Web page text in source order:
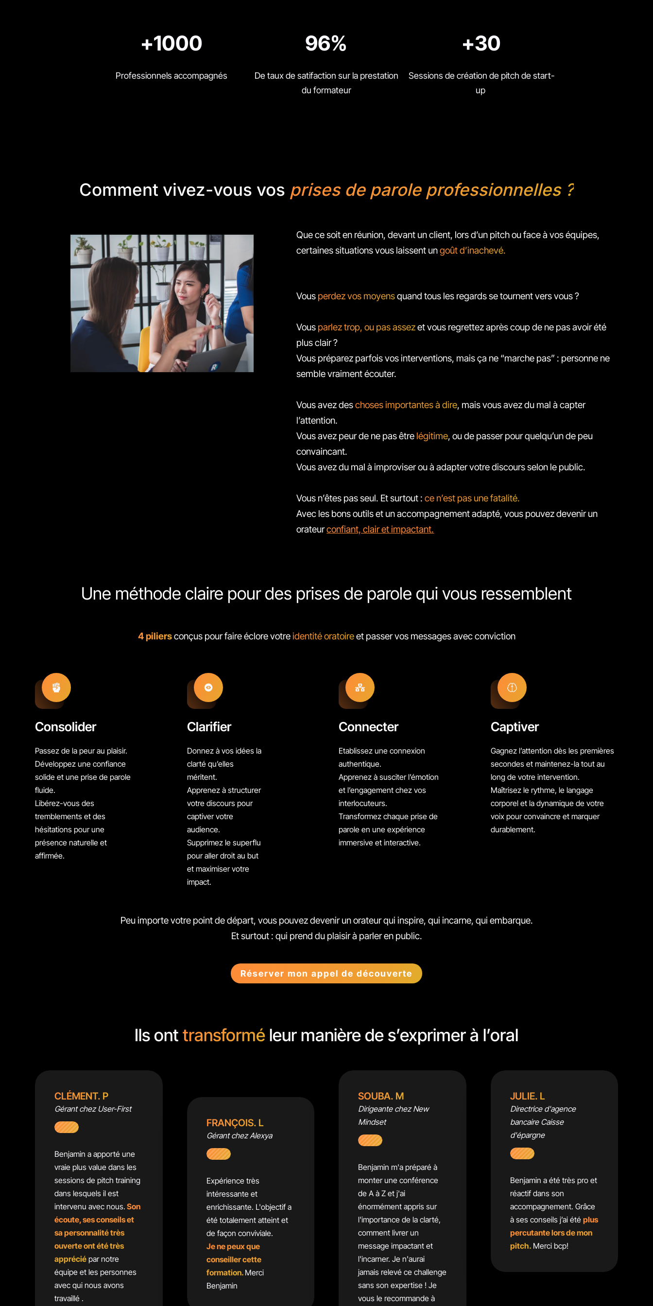
+1000
Professionnels accompagnés
96%
De taux de satifaction sur la prestation
du formateur
+30
Sessions de création de pitch de start-
up
Comment vivez-vous vos prises de parole professionnelles ?
Que ce soit en réunion, devant un client, lors d’un pitch ou face à vos équipes,
certaines situations vous laissent ungoût d’inachevé.
Vous perdez vos moyensquand tous les regards se tournent vers vous ?
Vous parlez trop, ou pas assezet vous regrettez après coup de ne pas avoir été
plus clair ?
Vous préparez parfois vos interventions, mais ça ne “marche pas” : personne ne
semble vraiment écouter.
Vous avez deschoses importantes à dire, mais vous avez du mal à capter
l’attention.
Vous avez peur de ne pas être légitime, ou de passer pour quelqu’un de peu
convaincant.
Vous avez du mal à improviser ou à adapter votre discours selon le public.
Vous n’êtes pas seul. Et surtout :ce n’est pas une fatalité.
Avec les bons outils et un accompagnement adapté, vous pouvez devenir un
orateurconfiant, clair et impactant.
Une méthode claire pour des prises de parole qui vous ressemblent
4 piliersconçus pour faire éclore votreidentité oratoireet passer vos messages avec conviction
Consolider
Passez de la peur au plaisir.
Développez une confiance
solide et une prise de parole
fluide.
Libérez-vous des
tremblements et des
hésitations pour une
présence naturelle et
affirmée.
Clarifier
Donnez à vos idées la
clarté qu’elles
méritent.
Apprenez à structurer
votre discours pour
captiver votre
audience.
Supprimez le superflu
pour aller droit au but
et maximiser votre
impact.
Connecter
Etablissez une connexion
authentique.
Apprenez à susciter l’émotion
et l’engagement chez vos
interlocuteurs.
Transformez chaque prise de
parole en une expérience
immersive et interactive.
Captiver
Gagnez l’attention dès les premières
secondes et maintenez-la tout au
long de votre intervention.
Maîtrisez le rythme, le langage
corporel et la dynamique de votre
voix pour convaincre et marquer
durablement.
Peu importe votre point de départ, vous pouvez devenir un orateur qui inspire, qui incarne, qui embarque.
Et surtout : qui prend du plaisir à parler en public.
Réserver mon appel de découverte
Ils ont transformé leur manière de s’exprimer à l’oral
CLÉMENT. P
Gérant chez User-First
Benjamin a apporté une
vraie plus value dans les
sessions de pitch training
dans lesquels il est
intervenu avec nous. Son
écoute, ses conseils et
sa personnalité très
ouverte ont été très
apprécié par notre
équipe et les personnes
avec qui nous avons
travaillé .
FRANÇOIS. L
Gérant chez Alexya
Expérience très
intéressante et
enrichissante. L'objectif a
été totalement atteint et
de façon conviviale.
Je ne peux que
conseiller cette
formation. Merci
Benjamin
SOUBA. M
Dirigeante chez New
Mindset
Benjamin m'a préparé à
monter une conférence
de A à Z et j'ai
énormément appris sur
l'importance de la clarté,
comment livrer un
message impactant et
l'incarner. Je n'aurai
jamais relevé ce challenge
sans son expertise ! Je
vous le recommande à
JULIE. L
Directrice d'agence
bancaire Caisse
d'épargne
Benjamin a été très pro et
réactif dans son
accompagnement. Grâce
à ses conseils j’ai été plus
percutante lors de mon
pitch. Merci bcp!